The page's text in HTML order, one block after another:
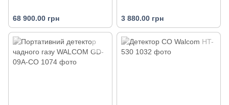
68 900.00 грн 3 880.00 грн